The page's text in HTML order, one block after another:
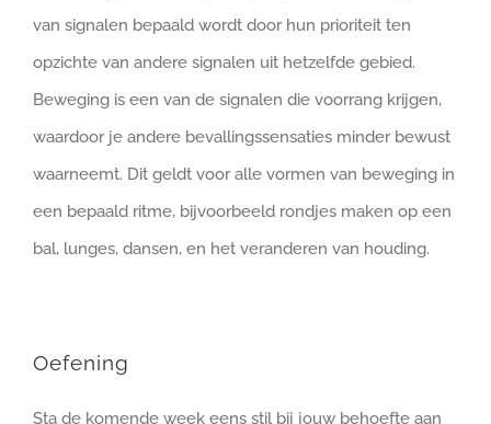
van signalen bepaald wordt door hun prioriteit ten
opzichte van andere signalen uit hetzelfde gebied.
Beweging is een van de signalen die voorrang krijgen,
waardoor je andere bevallingssensaties minder bewust
waarneemt. Dit geldt voor alle vormen van beweging in
een bepaald ritme, bijvoorbeeld rondjes maken op een
bal, lunges, dansen, en het veranderen van houding.
Oefening
Sta de komende week eens stil bij jouw behoefte aan